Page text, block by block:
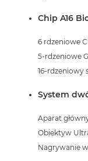
Chip A16
6 rdzeniowe
5-rdzeniowe
16-rdzeniowy
System
Aparat
Obiektyw
Nagrywanie